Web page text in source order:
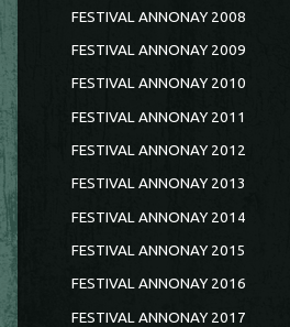
FESTIVAL ANNONAY 2008
FESTIVAL ANNONAY 2009
FESTIVAL ANNONAY 2010
FESTIVAL ANNONAY 2011
FESTIVAL ANNONAY 2012
FESTIVAL ANNONAY 2013
FESTIVAL ANNONAY 2014
FESTIVAL ANNONAY 2015
FESTIVAL ANNONAY 2016
FESTIVAL ANNONAY 2017